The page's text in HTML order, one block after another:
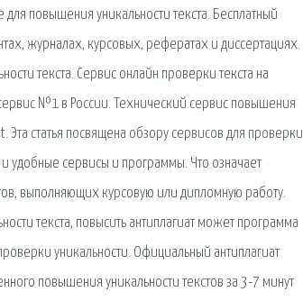
повышения уникальности текста. Бесплатный
журналах, курсовых, рефератах и диссертациях.
текста. Сервис онлайн проверки текста на
№1 в России. Технический сервис повышения
Эта статья посвящена обзору сервисов для проверки
и удобные сервисы и программы. Что означает
выполняющих курсовую или дипломную работу.
текста, повысить антиплагиат может программа
уникальности. Официальный антиплагиат
повышения уникальности текстов за 3-7 минут